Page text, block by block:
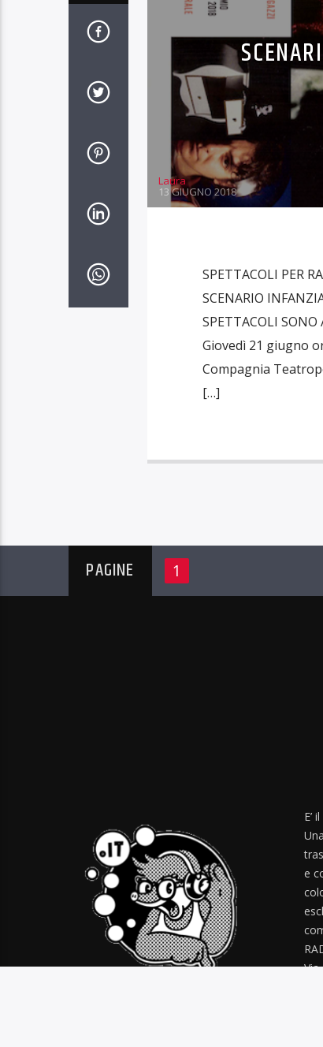
Laura
13 GIUGNO 2018
SPETTACOLI PER
SCENARIO
SPETTACOLI
Giovedì 21 giugno
Compagnia
[…]
PAGINE 1
E’
e
Via